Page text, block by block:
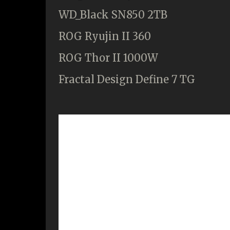
WD_Black SN850 2TB
ROG Ryujin II 360
ROG Thor II 1000W
Fractal Design Define 7 TG